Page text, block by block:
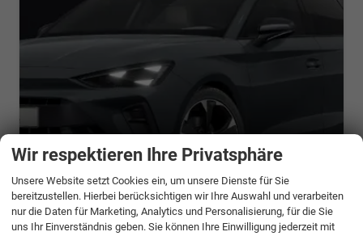
ab 588,– € mtl.
Cupra Leon Sportstourer
Wir respektieren Ihre Privatsphäre
Unsere Website setzt Cookies ein, um unsere Dienste für Sie
bereitzustellen. Hierbei berücksichtigen wir Ihre Auswahl und verarbeiten
nur die Daten für Marketing, Analytics und Personalisierung, für die Sie
uns Ihr Einverständnis geben. Sie können Ihre Einwilligung jederzeit mit